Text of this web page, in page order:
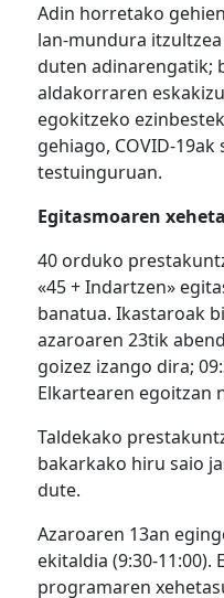
Adin horretako
lan-mundura
duten adinarengatik;
aldakorraren
egokitzeko
gehiago, COVID-
testuinguruan.
Egitasmoaren
40 orduko
«45 + Indartzen»
banatua. Ikastaroak
azaroaren 23tik
goizez izango dira;
Elkartearen egoitzan
Taldekako
bakarkako hiru saio
dute.
Azaroaren 13an
ekitaldia (9:30-11:00).
programaren